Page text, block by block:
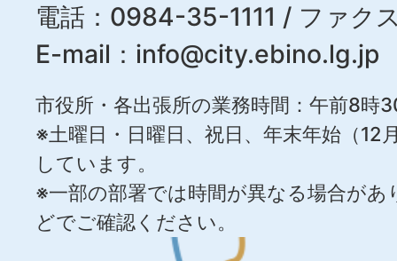
電話：0984-35-1111 / ファ
E-mail： info@city.ebino.lg.jp
市役所・各出張所の業務時間：午前8時
※土曜日・日曜日、祝日、年末年始（12
しています。
※一部の部署では時間が異なる場合が
どでご確認ください。